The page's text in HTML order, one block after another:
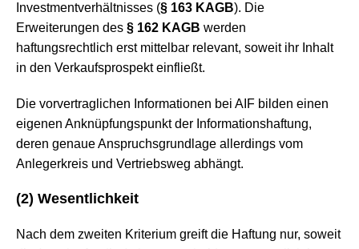
Investmentverhältnisses (§ 163 KAGB). Die
Erweiterungen des § 162 KAGB werden
haftungsrechtlich erst mittelbar relevant, soweit ihr Inhalt
in den Verkaufsprospekt einfließt.
Die vorvertraglichen Informationen bei AIF bilden einen
eigenen Anknüpfungspunkt der Informationshaftung,
deren genaue Anspruchsgrundlage allerdings vom
Anlegerkreis und Vertriebsweg abhängt.
(2) Wesentlichkeit
Nach dem zweiten Kriterium greift die Haftung nur, soweit